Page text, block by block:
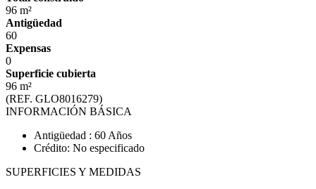
96 m²
Antigüedad
60
Expensas
0
Superficie cubierta
96 m²
(REF. GLO8016279)
INFORMACIÓN BÁSICA
Antigüedad : 60 Años
Crédito: No especificado
SUPERFICIES Y MEDIDAS